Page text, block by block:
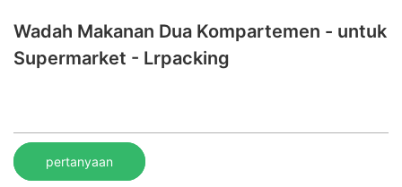
Wadah Makanan Dua Kompartemen - untuk
Supermarket - Lrpacking
pertanyaan